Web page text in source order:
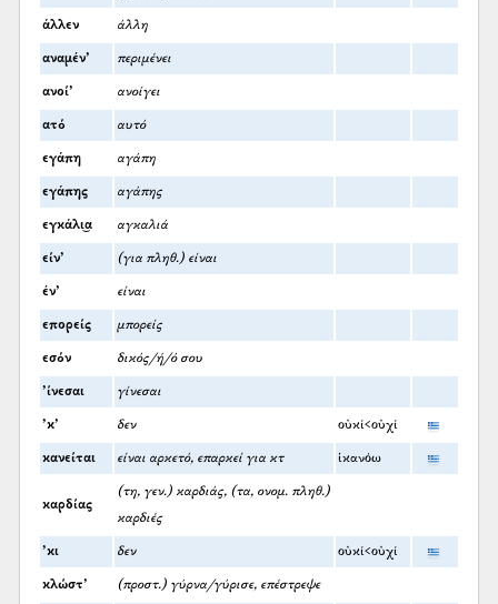
άλλεν άλλη
αναμέν’ περιμένει
ανοί’ ανοίγει
ατό αυτό
εγάπη αγάπη
εγάπης αγάπης
εγκάλι͜α αγκαλιά
είν’ (για πληθ.) είναι
έν’ είναι
επορείς μπορείς
εσόν δικός/ή/ό σου
’ίνεσαι γίνεσαι
’κ’ δεν οὐκί<οὐχί
κανείται είναι αρκετό, επαρκεί για κτ ἱκανόω
καρδίας
(τη, γεν.) καρδιάς, (τα, ονομ. πληθ.)
καρδιές
’κι δεν οὐκί<οὐχί
κλώστ’ (προστ.) γύρνα/γύρισε, επέστρεψε